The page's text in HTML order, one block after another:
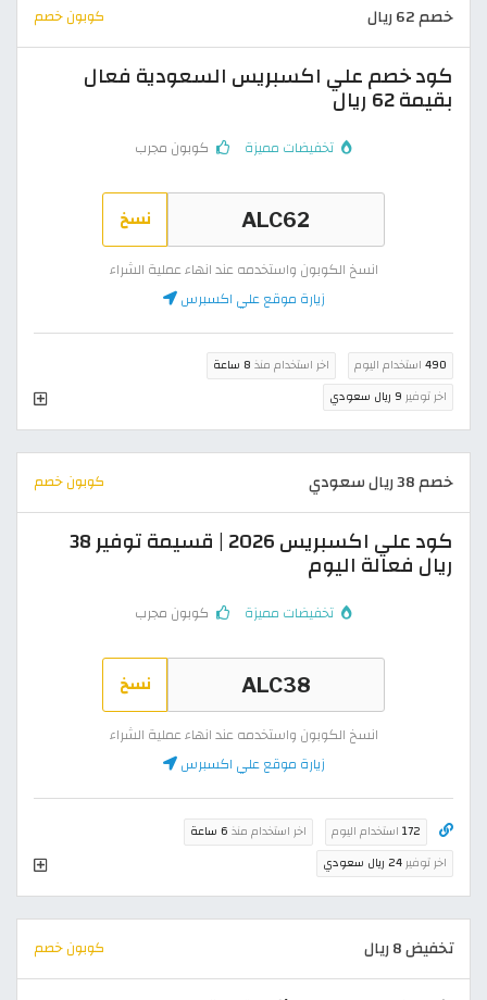
خصم 62 ريال كوبون خصم
كود خصم علي اكسبريس السعودية فعال
بقيمة 62 ريال
تخفيضات مميزة كوبون مجرب
نسخ
انسخ الكوبون واستخدمه عند انهاء عملية الشراء
زيارة موقع علي اكسبرس
490 استخدام اليوم اخر استخدام منذ 8 ساعة
اخر توفير 9 ريال سعودي
خصم 38 ريال سعودي كوبون خصم
كود علي اكسبريس 2026 | قسيمة توفير 38
ريال فعالة اليوم
تخفيضات مميزة كوبون مجرب
نسخ
انسخ الكوبون واستخدمه عند انهاء عملية الشراء
زيارة موقع علي اكسبرس
172 استخدام اليوم اخر استخدام منذ 6 ساعة
اخر توفير24 ريال سعودي
تخفيض 8 ريال كوبون خصم